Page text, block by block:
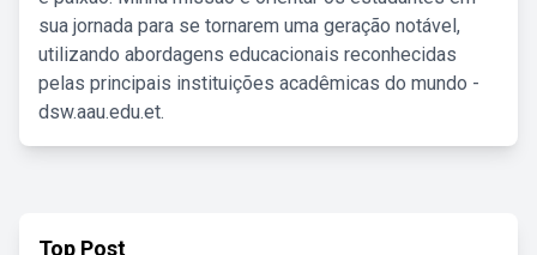
sua jornada para se tornarem uma geração notável,
utilizando abordagens educacionais reconhecidas
pelas principais instituições acadêmicas do mundo -
dsw.aau.edu.et.
Top Post